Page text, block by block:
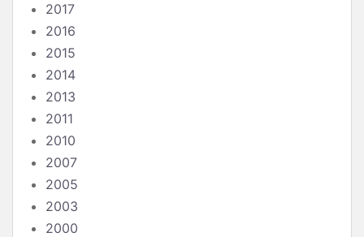
2017
2016
2015
2014
2013
2011
2010
2007
2005
2003
2000